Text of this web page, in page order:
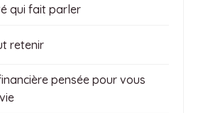
qui fait parler
retenir
pensée pour vous